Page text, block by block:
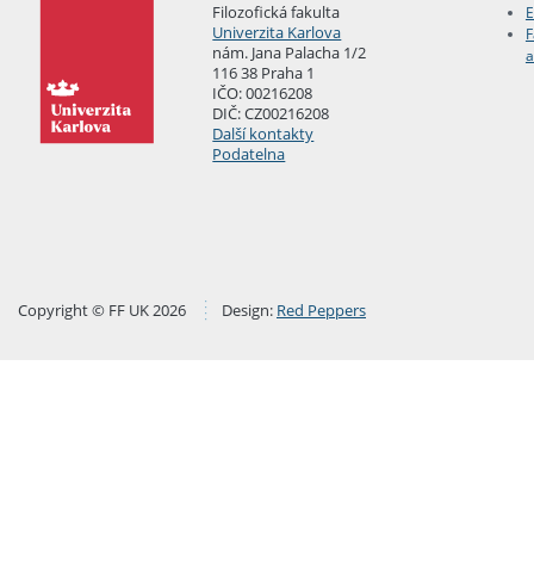
Filozofická fakulta
Univerzita Karlova
nám. Jana Palacha 1/2
116 38 Praha 1
IČO: 00216208
DIČ: CZ00216208
Další kontakty
Podatelna
Copyright © FF UK 2026 Design: Red Peppers